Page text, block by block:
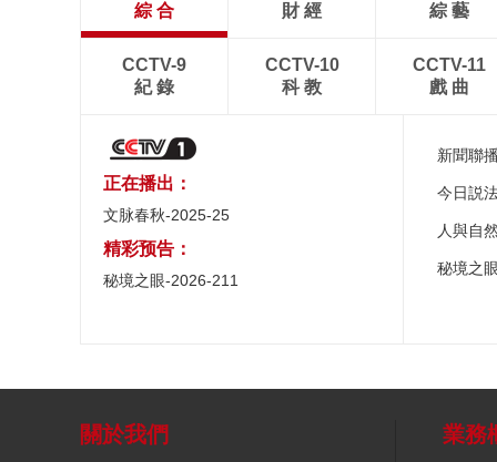
綜 合
財 經
綜 藝
CCTV-9
紀 錄
CCTV-10
科 教
CCTV-11
戲 曲
正在播出：
文脉春秋-2025-25
精彩预告：
秘境之眼-2026-211
新聞聯
今日説
人與自
秘境之
關於我們 業務